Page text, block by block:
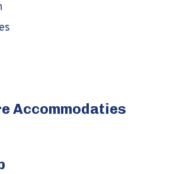
Accommodaties